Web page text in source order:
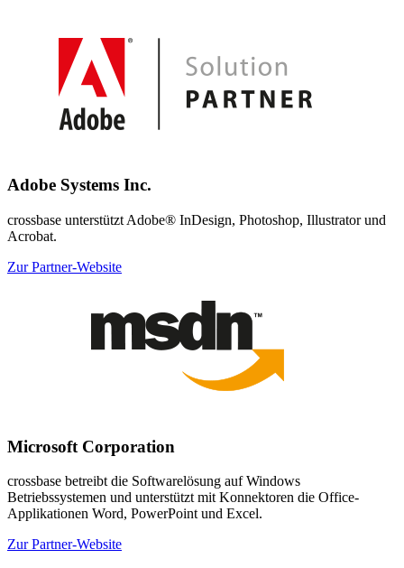
Adobe Systems Inc.
crossbase unterstützt Adobe® InDesign, Photoshop, Illustrator und
Acrobat.
Zur Partner-Website
Microsoft Corporation
crossbase betreibt die Softwarelösung auf Windows
Betriebssystemen und unterstützt mit Konnektoren die Office-
Applikationen Word, PowerPoint und Excel.
Zur Partner-Website